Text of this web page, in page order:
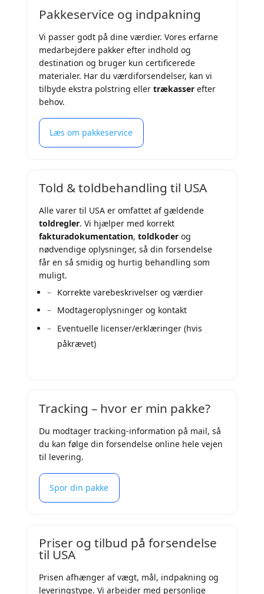
Pakkeservice og indpakning
Vi passer godt på dine værdier. Vores erfarne
medarbejdere pakker efter indhold og
destination og bruger kun certificerede
materialer. Har du værdiforsendelser, kan vi
tilbyde ekstra polstring eller trækasserefter
behov.
Læs om pakkeservice
Told & toldbehandling til USA
Alle varer til USA er omfattet af gældende
toldregler. Vi hjælper med korrekt
fakturadokumentation, toldkoderog
nødvendige oplysninger, så din forsendelse
får en så smidig og hurtig behandling som
muligt.
Korrekte varebeskrivelser og værdier
Modtageroplysninger og kontakt
Eventuelle licenser/erklæringer (hvis
påkrævet)
Tracking – hvor er min pakke?
Du modtager tracking-information på mail, så
du kan følge din forsendelse online hele vejen
til levering.
Spor din pakke
Priser og tilbud på forsendelse
til USA
Prisen afhænger af vægt, mål, indpakning og
leveringstype. Vi arbejder med personlige